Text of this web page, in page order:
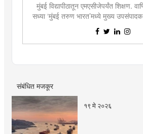
मुंबई विद्यापीठातून एमएसीजेपर्यंत शिक्षण.
सध्या ‘मुंबई तरुण भारत’मध्ये मुख्य
पाच वर्षांपासून विविध वृत्तपत्रांमध्ये
अनुभव. दोन प्रमुख वृत्तपत्रांतील निनावी
संशोधन. डिजिटल मीडियासाठी लेखन.
संबंधित मजकूर
१९ मे २०२६